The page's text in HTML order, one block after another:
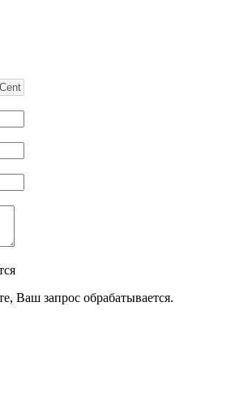
Ваш запрос обрабатывается.